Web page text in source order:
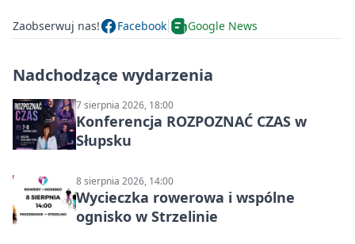
Zaobserwuj nas! Facebook Google News
Nadchodzące wydarzenia
7 sierpnia 2026, 18:00
Konferencja ROZPOZNAĆ CZAS w
Słupsku
8 sierpnia 2026, 14:00
Wycieczka rowerowa i wspólne
ognisko w Strzelinie